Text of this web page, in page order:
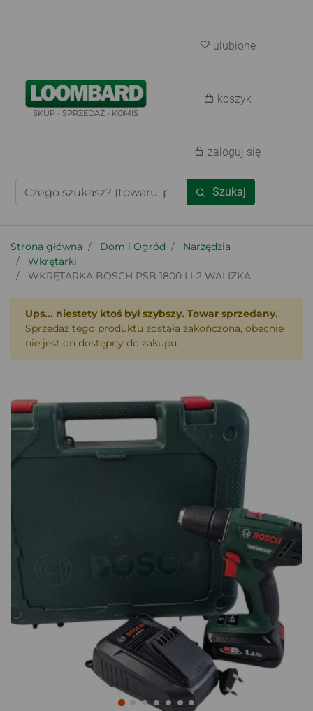
SKUP - SPRZEDAŻ - KOMIS
Szukaj
ulubione
koszyk
zaloguj się
Strona główna Dom i Ogród
Narzędzia
Wkrętarki
WKRĘTARKA BOSCH PSB 1800 LI-2 WALIZKA
Ups... niestety ktoś był szybszy. Towar sprzedany.
Sprzedaż tego produktu została zakończona, obecnie
nie jest on dostępny do zakupu.